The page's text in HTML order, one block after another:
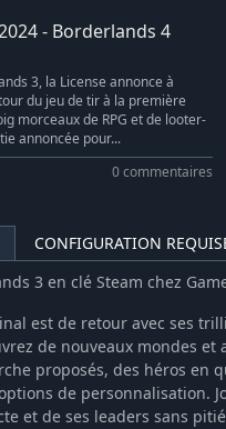
- Borderlands 4
3, la License annonce à
du jeu de tir à la première
morceaux de RPG et de looter-
annoncée pour...
0 commentaires
CONFIGURATION
3 en clé Steam chez
est de retour avec ses
de nouveaux mondes
proposés, des héros en
de personnalisation.
et de ses leaders sans